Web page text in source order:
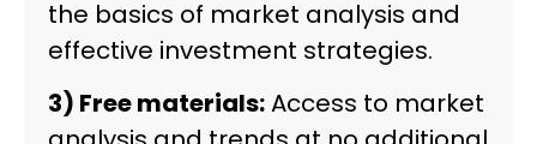
the basics of market analysis and
effective investment strategies.
3) Free materials:Access to market